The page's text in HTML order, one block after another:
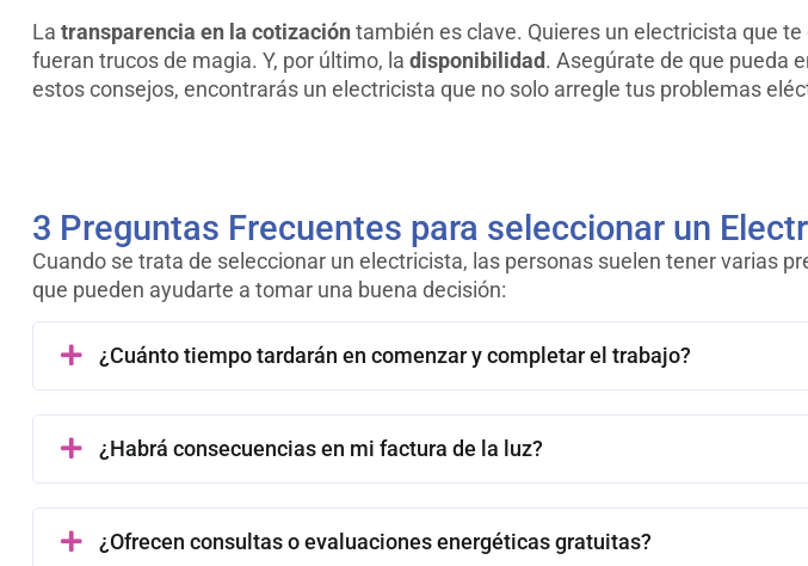
La transparencia en la cotizacióntambién es clave. Quieres un electricista que
fueran trucos de magia. Y, por último, la disponibilidad . Asegúrate de que pueda
estos consejos, encontrarás un electricista que no solo arregle tus problemas
3 Preguntas Frecuentes para seleccionar un
Cuando se trata de seleccionar un electricista, las personas suelen tener
que pueden ayudarte a tomar una buena decisión:
¿Cuánto tiempo tardarán en comenzar y completar el trabajo?
¿Habrá consecuencias en mi factura de la luz?
¿Ofrecen consultas o evaluaciones energéticas gratuitas?